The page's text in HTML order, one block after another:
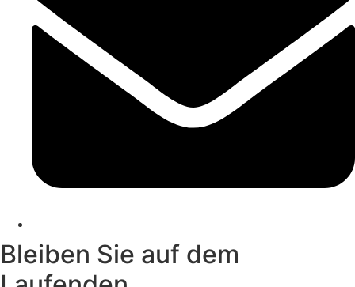
Bleiben Sie auf dem